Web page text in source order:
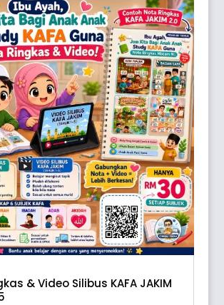
& Video Silibus KAFA JAKIM